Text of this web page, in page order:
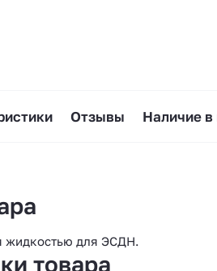
Отзывы Наличие в
жидкостью для ЭСДН.
товара